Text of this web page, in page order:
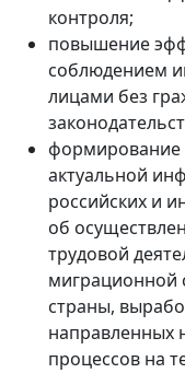
контроля;
повышение
соблюдением
лицами без
формирование
актуальной
российских и
об
трудовой
миграционной
страны,
направленных
процессов на